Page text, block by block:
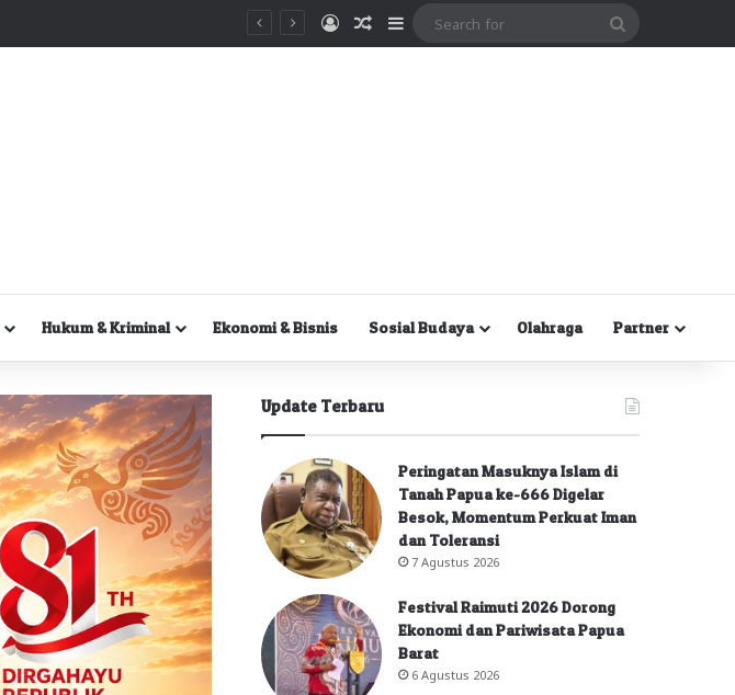
MasukRandom Article
Sidebar
Hukum & Kriminal Ekonomi & Bisnis Sosial Budaya Olahraga Partner
Update Terbaru
Peringatan Masuknya Islam di
Tanah Papua ke-666 Digelar
Besok, Momentum Perkuat Iman
dan Toleransi
7 Agustus 2026
Festival Raimuti 2026 Dorong
Ekonomi dan Pariwisata Papua
Barat
6 Agustus 2026